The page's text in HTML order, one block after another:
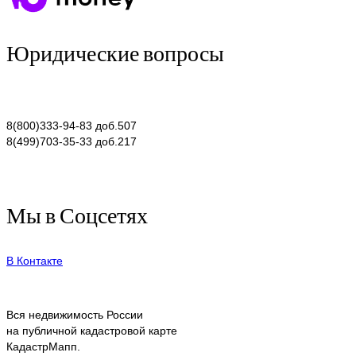
Юридические вопросы
8(800)333-94-83 доб.507
8(499)703-35-33 доб.217
Мы в Соцсетях
В Контакте
Вся недвижимость России
на публичной кадастровой карте
КадастрМапп.